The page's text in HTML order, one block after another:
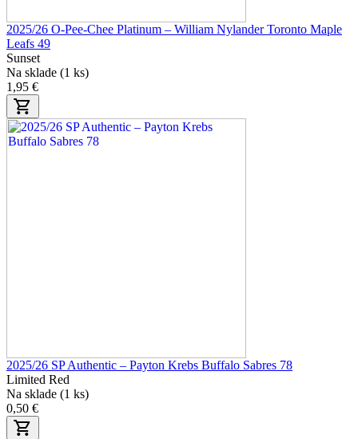
2025/26 O-Pee-Chee Platinum – William Nylander Toronto Maple
Leafs 49
Sunset
Na sklade (1 ks)
1,95 €
2025/26 SP Authentic – Payton Krebs Buffalo Sabres 78
Limited Red
Na sklade (1 ks)
0,50 €